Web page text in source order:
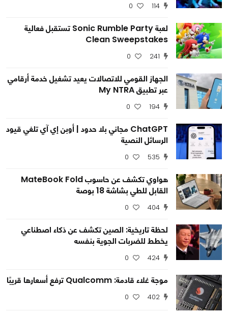
114
0
لعبة Sonic Rumble Party تستقبل فعالية
Clean Sweepstakes
241
0
الجهاز القومي للاتصالات يعيد تشغيل خدمة أرقامي
عبر تطبيق My NTRA
194
0
ChatGPT مجاني بلا حدود | أوبن إي آي تلغي قيود
الرسائل النصية
535
0
هواوي تكشف عن حاسوب MateBook Fold
القابل للطي بشاشة 18 بوصة
404
0
لحظة تاريخية: الصين تكشف عن ذكاء اصطناعي
يخطط للضربات الجوية بنفسه
424
0
موجة غلاء قادمة: Qualcomm ترفع أسعارها قريبًا
402
0